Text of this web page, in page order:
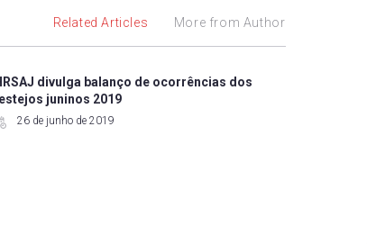
Related Articles More from Author
divulga balanço de ocorrências dos
juninos 2019
26 de junho de 2019